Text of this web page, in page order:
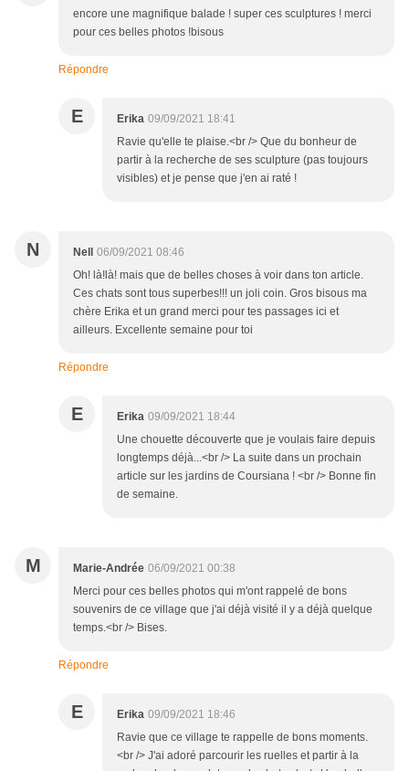
encore une magnifique balade ! super ces sculptures ! merci
pour ces belles photos !bisous
Répondre
E Erika 09/09/2021 18:41
Ravie qu'elle te plaise.<br /> Que du bonheur de
partir à la recherche de ses sculpture (pas toujours
visibles) et je pense que j'en ai raté !
N Nell
06/09/2021 08:46
Oh! là!là! mais que de belles choses à voir dans ton article.
Ces chats sont tous superbes!!! un joli coin. Gros bisous ma
chère Erika et un grand merci pour tes passages ici et
ailleurs. Excellente semaine pour toi
Répondre
E Erika 09/09/2021 18:44
Une chouette découverte que je voulais faire depuis
longtemps déjà...<br /> La suite dans un prochain
article sur les jardins de Coursiana ! <br /> Bonne fin
de semaine.
M Marie-Andrée 06/09/2021 00:38
Merci pour ces belles photos qui m'ont rappelé de bons
souvenirs de ce village que j'ai déjà visité il y a déjà quelque
temps.<br /> Bises.
Répondre
E Erika 09/09/2021 18:46
Ravie que ce village te rappelle de bons moments.
<br /> J'ai adoré parcourir les ruelles et partir à la